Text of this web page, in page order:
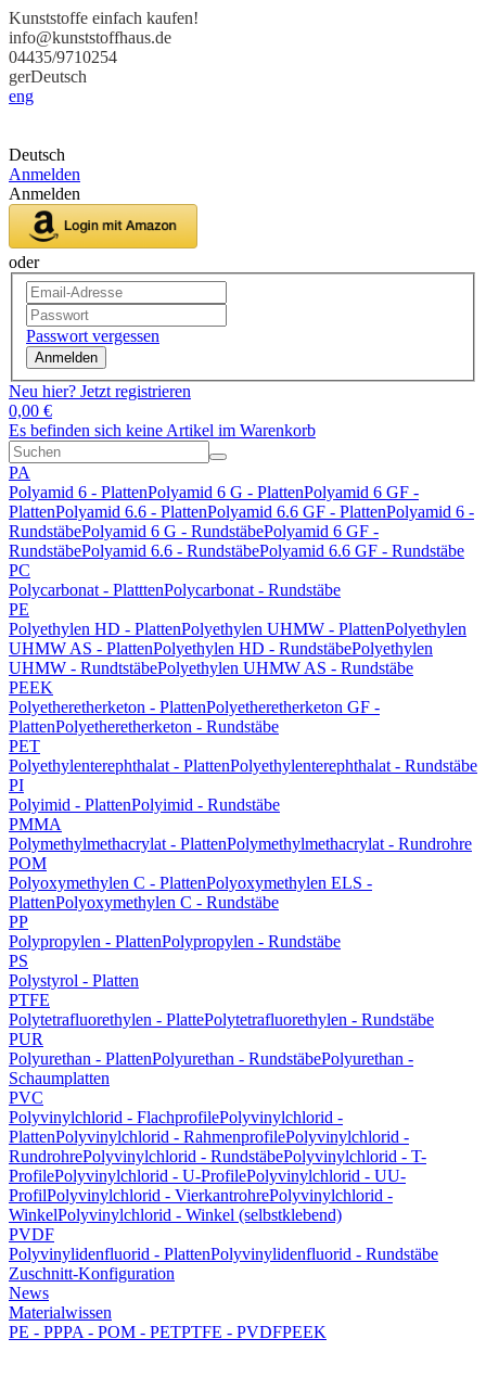
Kunststoffe einfach kaufen!
info@kunststoffhaus.de
04435/9710254
gerDeutsch
eng
Deutsch
Anmelden
Anmelden
oder
Passwort vergessen
Anmelden
Neu hier? Jetzt registrieren
0,00 €
Es befinden sich keine Artikel im Warenkorb
PA
Polyamid 6 - PlattenPolyamid 6 G - PlattenPolyamid 6 GF -
PlattenPolyamid 6.6 - PlattenPolyamid 6.6 GF - PlattenPolyamid 6 -
RundstäbePolyamid 6 G - RundstäbePolyamid 6 GF -
RundstäbePolyamid 6.6 - RundstäbePolyamid 6.6 GF - Rundstäbe
PC
Polycarbonat - PlatttenPolycarbonat - Rundstäbe
PE
Polyethylen HD - PlattenPolyethylen UHMW - PlattenPolyethylen
UHMW AS - PlattenPolyethylen HD - RundstäbePolyethylen
UHMW - RundtstäbePolyethylen UHMW AS - Rundstäbe
PEEK
Polyetheretherketon - PlattenPolyetheretherketon GF -
PlattenPolyetheretherketon - Rundstäbe
PET
Polyethylenterephthalat - PlattenPolyethylenterephthalat - Rundstäbe
PI
Polyimid - PlattenPolyimid - Rundstäbe
PMMA
Polymethylmethacrylat - PlattenPolymethylmethacrylat - Rundrohre
POM
Polyoxymethylen C - PlattenPolyoxymethylen ELS -
PlattenPolyoxymethylen C - Rundstäbe
PP
Polypropylen - PlattenPolypropylen - Rundstäbe
PS
Polystyrol - Platten
PTFE
Polytetrafluorethylen - PlattePolytetrafluorethylen - Rundstäbe
PUR
Polyurethan - PlattenPolyurethan - RundstäbePolyurethan -
Schaumplatten
PVC
Polyvinylchlorid - FlachprofilePolyvinylchlorid -
PlattenPolyvinylchlorid - RahmenprofilePolyvinylchlorid -
RundrohrePolyvinylchlorid - RundstäbePolyvinylchlorid - T-
ProfilePolyvinylchlorid - U-ProfilePolyvinylchlorid - UU-
ProfilPolyvinylchlorid - VierkantrohrePolyvinylchlorid -
WinkelPolyvinylchlorid - Winkel (selbstklebend)
PVDF
Polyvinylidenfluorid - PlattenPolyvinylidenfluorid - Rundstäbe
Zuschnitt-Konfiguration
News
Materialwissen
PE - PPPA - POM - PETPTFE - PVDFPEEK